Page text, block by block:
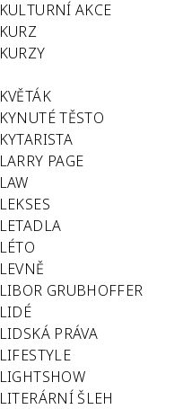
KULTURNÍ AKCE
KURZ
KURZY
KVĚTÁK
KYNUTÉ TĚSTO
KYTARISTA
LARRY PAGE
LAW
LEKSES
LETADLA
LÉTO
LEVNĚ
LIBOR GRUBHOFFER
LIDÉ
LIDSKÁ PRÁVA
LIFESTYLE
LIGHTSHOW
LITERÁRNÍ ŠLEH